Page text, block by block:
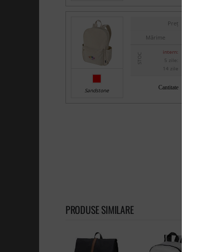
Sandstone
Preț
Mărime
STOC
intern:
5 zile:
14 zile
Cantitate
PRODUSE SIMILARE